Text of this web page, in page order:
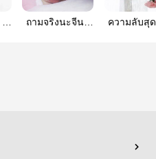
ถามจริงนะจีน |
ความลับสุ